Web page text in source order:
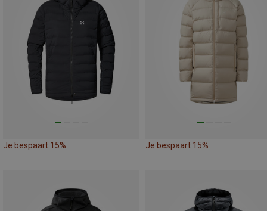
Je bespaart 15% Je bespaart 15%